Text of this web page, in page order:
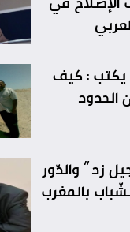
: كيف
الحدود
زد ” والدّور
بالمغرب